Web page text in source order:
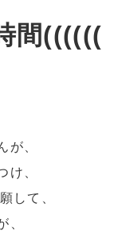
間((((((
が、
け、
して、
、